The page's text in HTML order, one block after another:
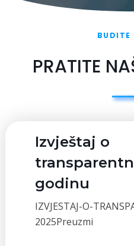
BUDITE
PRATITE
Izvještaj o
godinu
IZVJESTAJ-O-
2025Preuzmi